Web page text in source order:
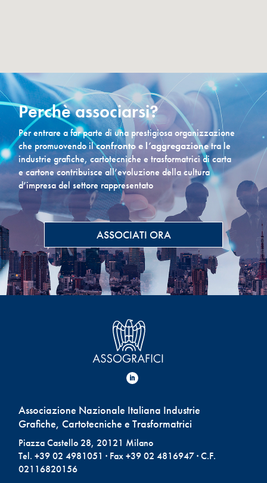
Perchè associarsi?
Per entrare a far parte di una prestigiosa organizzazione
che promuovendo ilconfronto e l’aggregazionetra le
industrie grafiche, cartotecniche e trasformatrici di carta
e cartone contribuisce all’evoluzione della cultura
d’impresa del settore rappresentato
ASSOCIATI ORA
Associazione Nazionale Italiana Industrie
Grafiche, Cartotecniche e Trasformatrici
Piazza Castello 28, 20121 Milano
Tel. +39 02 4981051 · Fax +39 02 4816947 · C.F.
02116820156